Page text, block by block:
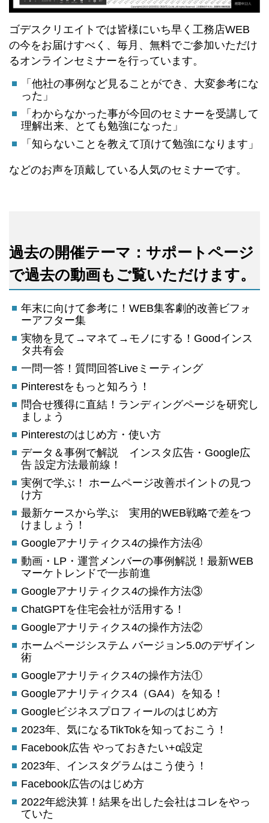
ゴデスクリエイトでは皆様にいち早く工務店WEB
の今をお届けすべく、毎月、無料でご参加いただけ
るオンラインセミナーを行っています。
「他社の事例など見ることができ、大変参考にな
った」
「わからなかった事が今回のセミナーを受講して
理解出来、とても勉強になった」
「知らないことを教えて頂けて勉強になります」
などのお声を頂戴している人気のセミナーです。
過去の開催テーマ：サポートページ
で過去の動画もご覧いただけます。
年末に向けて参考に！WEB集客劇的改善ビフォ
ーアフター集
実物を見て→マネて→モノにする！Goodインス
タ共有会
一問一答！質問回答Liveミーティング
Pinterestをもっと知ろう！
問合せ獲得に直結！ランディングページを研究し
ましょう
Pinterestのはじめ方・使い方
データ＆事例で解説 インスタ広告・Google広
告 設定方法最前線！
実例で学ぶ！ ホームページ改善ポイントの見つ
け方
最新ケースから学ぶ 実用的WEB戦略で差をつ
けましょう！
Googleアナリティクス4の操作方法④
動画・LP・運営メンバーの事例解説！最新WEB
マーケトレンドで一歩前進
Googleアナリティクス4の操作方法③
ChatGPTを住宅会社が活用する！
Googleアナリティクス4の操作方法②
ホームページシステム バージョン5.0のデザイン
術
Googleアナリティクス4の操作方法①
Googleアナリティクス4（GA4）を知る！
Googleビジネスプロフィールのはじめ方
2023年、気になるTikTokを知っておこう！
Facebook広告 やっておきたい+α設定
2023年、インスタグラムはこう使う！
Facebook広告のはじめ方
2022年総決算！結果を出した会社はコレをやっ
ていた